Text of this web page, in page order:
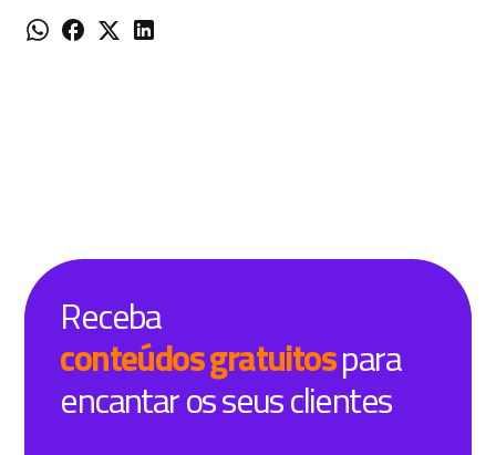
Receba
conteúdos gratuitospara
encantar os seus clientes